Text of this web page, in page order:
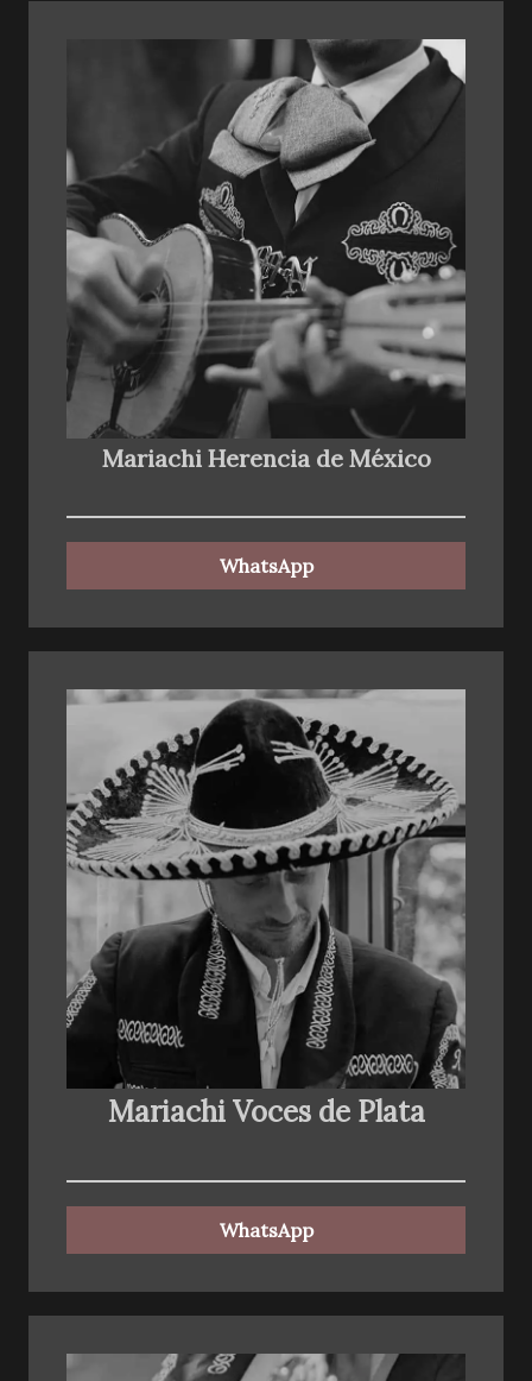
Mariachi Herencia de México
WhatsApp
Mariachi Voces de Plata
WhatsApp